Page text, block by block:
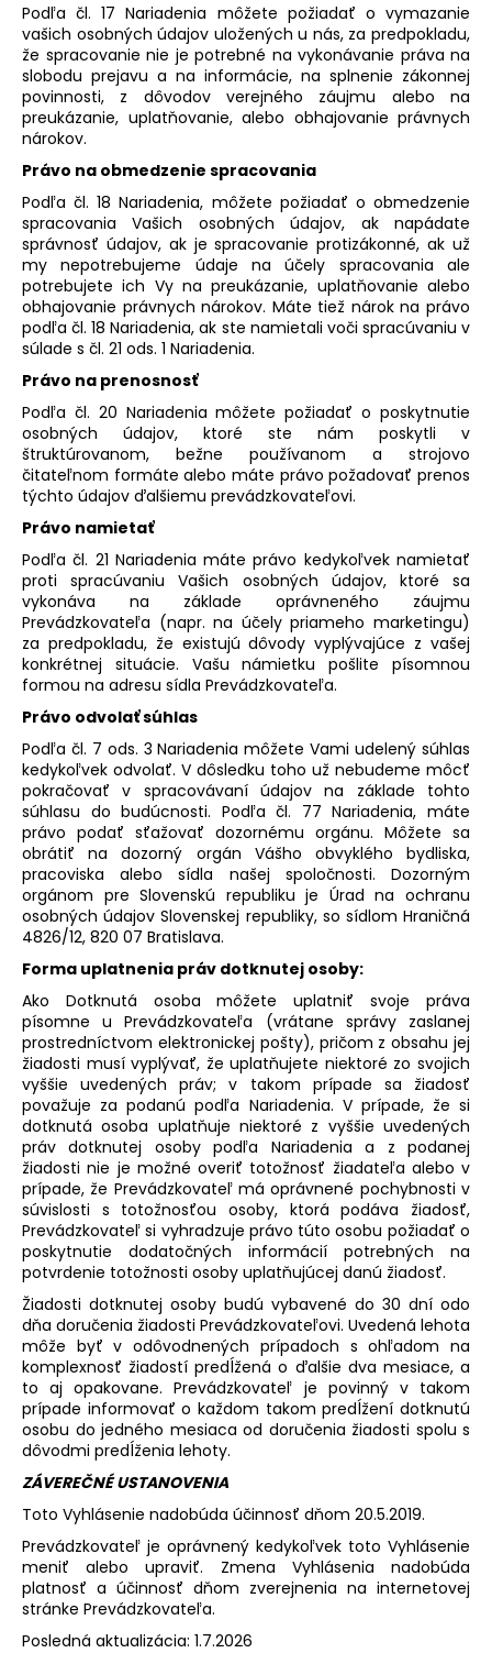
Podľa čl. 17 Nariadenia môžete požiadať o vymazanie
vašich osobných údajov uložených u nás, za predpokladu,
že spracovanie nie je potrebné na vykonávanie práva na
slobodu prejavu a na informácie, na splnenie zákonnej
povinnosti, z dôvodov verejného záujmu alebo na
preukázanie, uplatňovanie, alebo obhajovanie právnych
nárokov.
Právo na obmedzenie spracovania
Podľa čl. 18 Nariadenia, môžete požiadať o obmedzenie
spracovania Vašich osobných údajov, ak napádate
správnosť údajov, ak je spracovanie protizákonné, ak už
my nepotrebujeme údaje na účely spracovania ale
potrebujete ich Vy na preukázanie, uplatňovanie alebo
obhajovanie právnych nárokov. Máte tiež nárok na právo
podľa čl. 18 Nariadenia, ak ste namietali voči spracúvaniu v
súlade s čl. 21 ods. 1 Nariadenia.
Právo na prenosnosť
Podľa čl. 20 Nariadenia môžete požiadať o poskytnutie
osobných údajov, ktoré ste nám poskytli v
štruktúrovanom, bežne používanom a strojovo
čitateľnom formáte alebo máte právo požadovať prenos
týchto údajov ďalšiemu prevádzkovateľovi.
Právo namietať
Podľa čl. 21 Nariadenia máte právo kedykoľvek namietať
proti spracúvaniu Vašich osobných údajov, ktoré sa
vykonáva na základe oprávneného záujmu
Prevádzkovateľa (napr. na účely priameho marketingu)
za predpokladu, že existujú dôvody vyplývajúce z vašej
konkrétnej situácie. Vašu námietku pošlite písomnou
formou na adresu sídla Prevádzkovateľa.
Právo odvolať súhlas
Podľa čl. 7 ods. 3 Nariadenia môžete Vami udelený súhlas
kedykoľvek odvolať. V dôsledku toho už nebudeme môcť
pokračovať v spracovávaní údajov na základe tohto
súhlasu do budúcnosti. Podľa čl. 77 Nariadenia, máte
právo podať sťažovať dozornému orgánu. Môžete sa
obrátiť na dozorný orgán Vášho obvyklého bydliska,
pracoviska alebo sídla našej spoločnosti. Dozorným
orgánom pre Slovenskú republiku je Úrad na ochranu
osobných údajov Slovenskej republiky, so sídlom Hraničná
4826/12, 820 07 Bratislava.
Forma uplatnenia práv dotknutej osoby:
Ako Dotknutá osoba môžete uplatniť svoje práva
písomne u Prevádzkovateľa (vrátane správy zaslanej
prostredníctvom elektronickej pošty), pričom z obsahu jej
žiadosti musí vyplývať, že uplatňujete niektoré zo svojich
vyššie uvedených práv; v takom prípade sa žiadosť
považuje za podanú podľa Nariadenia. V prípade, že si
dotknutá osoba uplatňuje niektoré z vyššie uvedených
práv dotknutej osoby podľa Nariadenia a z podanej
žiadosti nie je možné overiť totožnosť žiadateľa alebo v
prípade, že Prevádzkovateľ má oprávnené pochybnosti v
súvislosti s totožnosťou osoby, ktorá podáva žiadosť,
Prevádzkovateľ si vyhradzuje právo túto osobu požiadať o
poskytnutie dodatočných informácií potrebných na
potvrdenie totožnosti osoby uplatňujúcej danú žiadosť.
Žiadosti dotknutej osoby budú vybavené do 30 dní odo
dňa doručenia žiadosti Prevádzkovateľovi. Uvedená lehota
môže byť v odôvodnených prípadoch s ohľadom na
komplexnosť žiadostí predĺžená o ďalšie dva mesiace, a
to aj opakovane. Prevádzkovateľ je povinný v takom
prípade informovať o každom takom predĺžení dotknutú
osobu do jedného mesiaca od doručenia žiadosti spolu s
dôvodmi predĺženia lehoty.
ZÁVEREČNÉ USTANOVENIA
Toto Vyhlásenie nadobúda účinnosť dňom 20.5.2019.
Prevádzkovateľ je oprávnený kedykoľvek toto Vyhlásenie
meniť alebo upraviť. Zmena Vyhlásenia nadobúda
platnosť a účinnosť dňom zverejnenia na internetovej
stránke Prevádzkovateľa.
Posledná aktualizácia: 1.7.2026